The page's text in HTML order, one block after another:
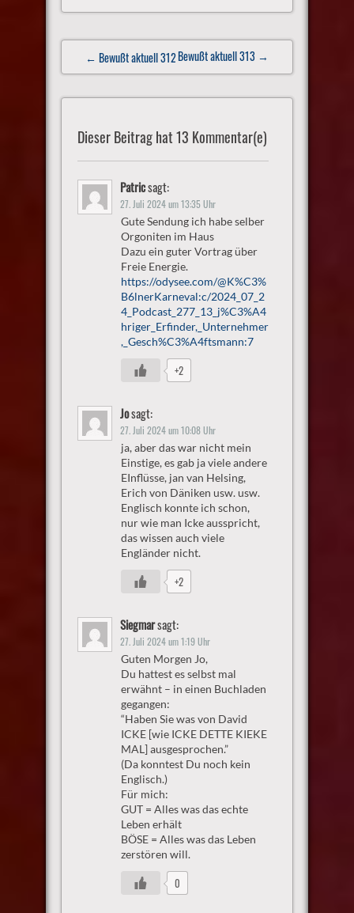
Post
navigation
← Bewußt aktuell 312Bewußt aktuell 313 →
Dieser Beitrag hat 13 Kommentar(e)
Patricsagt:
27. Juli 2024 um 13:35 Uhr
Gute Sendung ich habe selber
Orgoniten im Haus
Dazu ein guter Vortrag über
Freie Energie.
https://odysee.com/@K%C3%
B6lnerKarneval:c/2024_07_2
4_Podcast_277_13_j%C3%A4
hriger_Erfinder,_Unternehmer
,_Gesch%C3%A4ftsmann:7
+2
Josagt:
27. Juli 2024 um 10:08 Uhr
ja, aber das war nicht mein
Einstige, es gab ja viele andere
EInflüsse, jan van Helsing,
Erich von Däniken usw. usw.
Englisch konnte ich schon,
nur wie man Icke ausspricht,
das wissen auch viele
Engländer nicht.
+2
Siegmarsagt:
27. Juli 2024 um 1:19 Uhr
Guten Morgen Jo,
Du hattest es selbst mal
erwähnt – in einen Buchladen
gegangen:
“Haben Sie was von David
ICKE [wie ICKE DETTE KIEKE
MAL] ausgesprochen.”
(Da konntest Du noch kein
Englisch.)
Für mich:
GUT = Alles was das echte
Leben erhält
BÖSE = Alles was das Leben
zerstören will.
0